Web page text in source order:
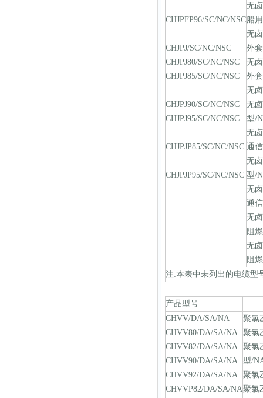
CHJPFP96/SC/NC/NSC
CHJPJ/SC/NC/NSC
CHJPJ80/SC/NC/NSC
CHJPJ85/SC/NC/NSC
CHJPJ90/SC/NC/NSC
CHJPJ95/SC/NC/NSC
CHJPJP85/SC/NC/NSC
CHJPJP95/SC/NC/NSC
无
船
无
外
无
外
无
无
型/
无
通
无
型/
无
通
无
阻
无
阻
注:本表中未列出的电缆型
产品型号
CHVV/DA/SA/NA
CHVV80/DA/SA/NA
CHVV82/DA/SA/NA
CHVV90/DA/SA/NA
CHVV92/DA/SA/NA
CHVVP82/DA/SA/NA
聚氯
聚氯
聚氯
型/
聚氯
聚氯